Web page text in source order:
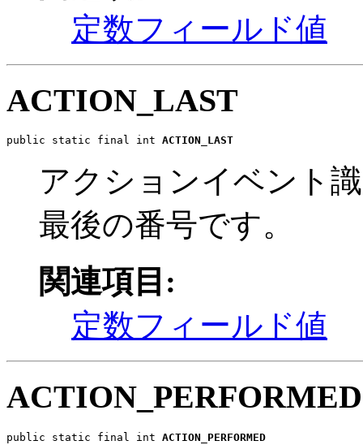
定数フィールド値
ACTION_LAST
public static final int ACTION_LAST
アクションイベント
最後の番号です。
関連項目:
定数フィールド値
ACTION_PERFORMED
public static final int ACTION_PERFORMED